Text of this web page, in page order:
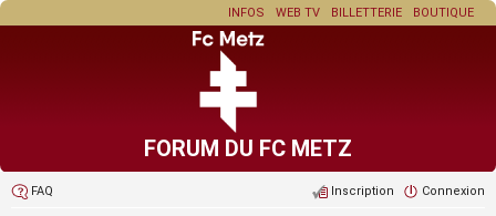
BOUTIQUE
BILLETTERIE
WEB TV
INFOS
FORUM DU FC METZ
FAQ Connexion
Inscription